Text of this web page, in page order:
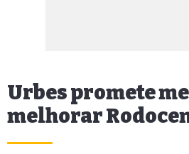
Urbes promete
melhorar